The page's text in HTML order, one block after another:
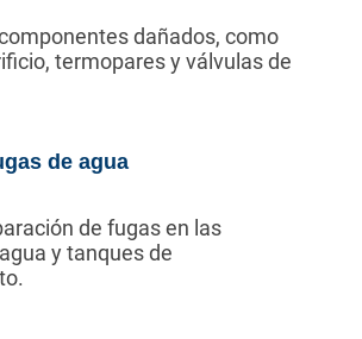
dañados, como
termopares y válvulas de
de agua
de fugas en las
y tanques de